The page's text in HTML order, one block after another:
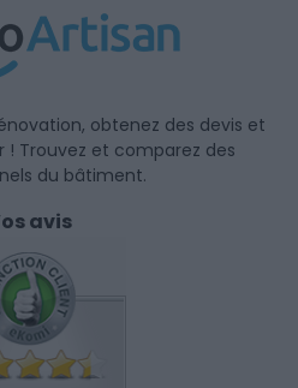
obtenez des devis et
! Trouvez et comparez des
du bâtiment.
avis